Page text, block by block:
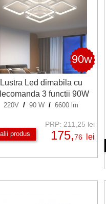
90w
Lustra Led dimabila cu
3 functii 90W
220V / 90 W / 6600 lm
produs
PRP: 211,25 lei
175,76 lei